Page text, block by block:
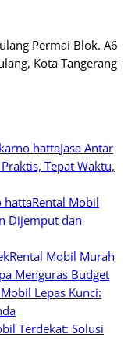
Permai Blok. A6
Kota Tangerang
Jasa Antar
Tepat Waktu,
Rental Mobil
Dijemput dan
Rental Mobil Murah
Menguras Budget
Lepas Kunci:
Terdekat: Solusi